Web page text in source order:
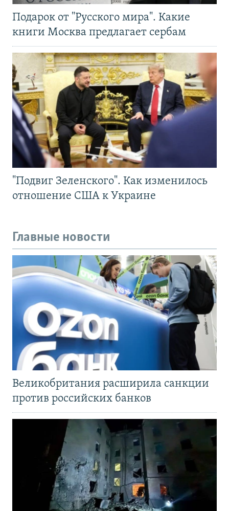
Подарок от "Русского мира". Какие
книги Москва предлагает сербам
"Подвиг Зеленского". Как изменилось
отношение США к Украине
Главные новости
Великобритания расширила санкции
против российских банков